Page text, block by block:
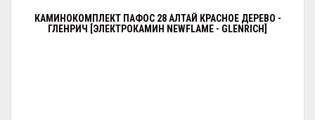
КАМИНОКОМПЛЕКТ ПАФОС 28 АЛТАЙ КРАСНОЕ ДЕРЕВО -
ГЛЕНРИЧ [ЭЛЕКТРОКАМИН NEWFLAME - GLENRICH]